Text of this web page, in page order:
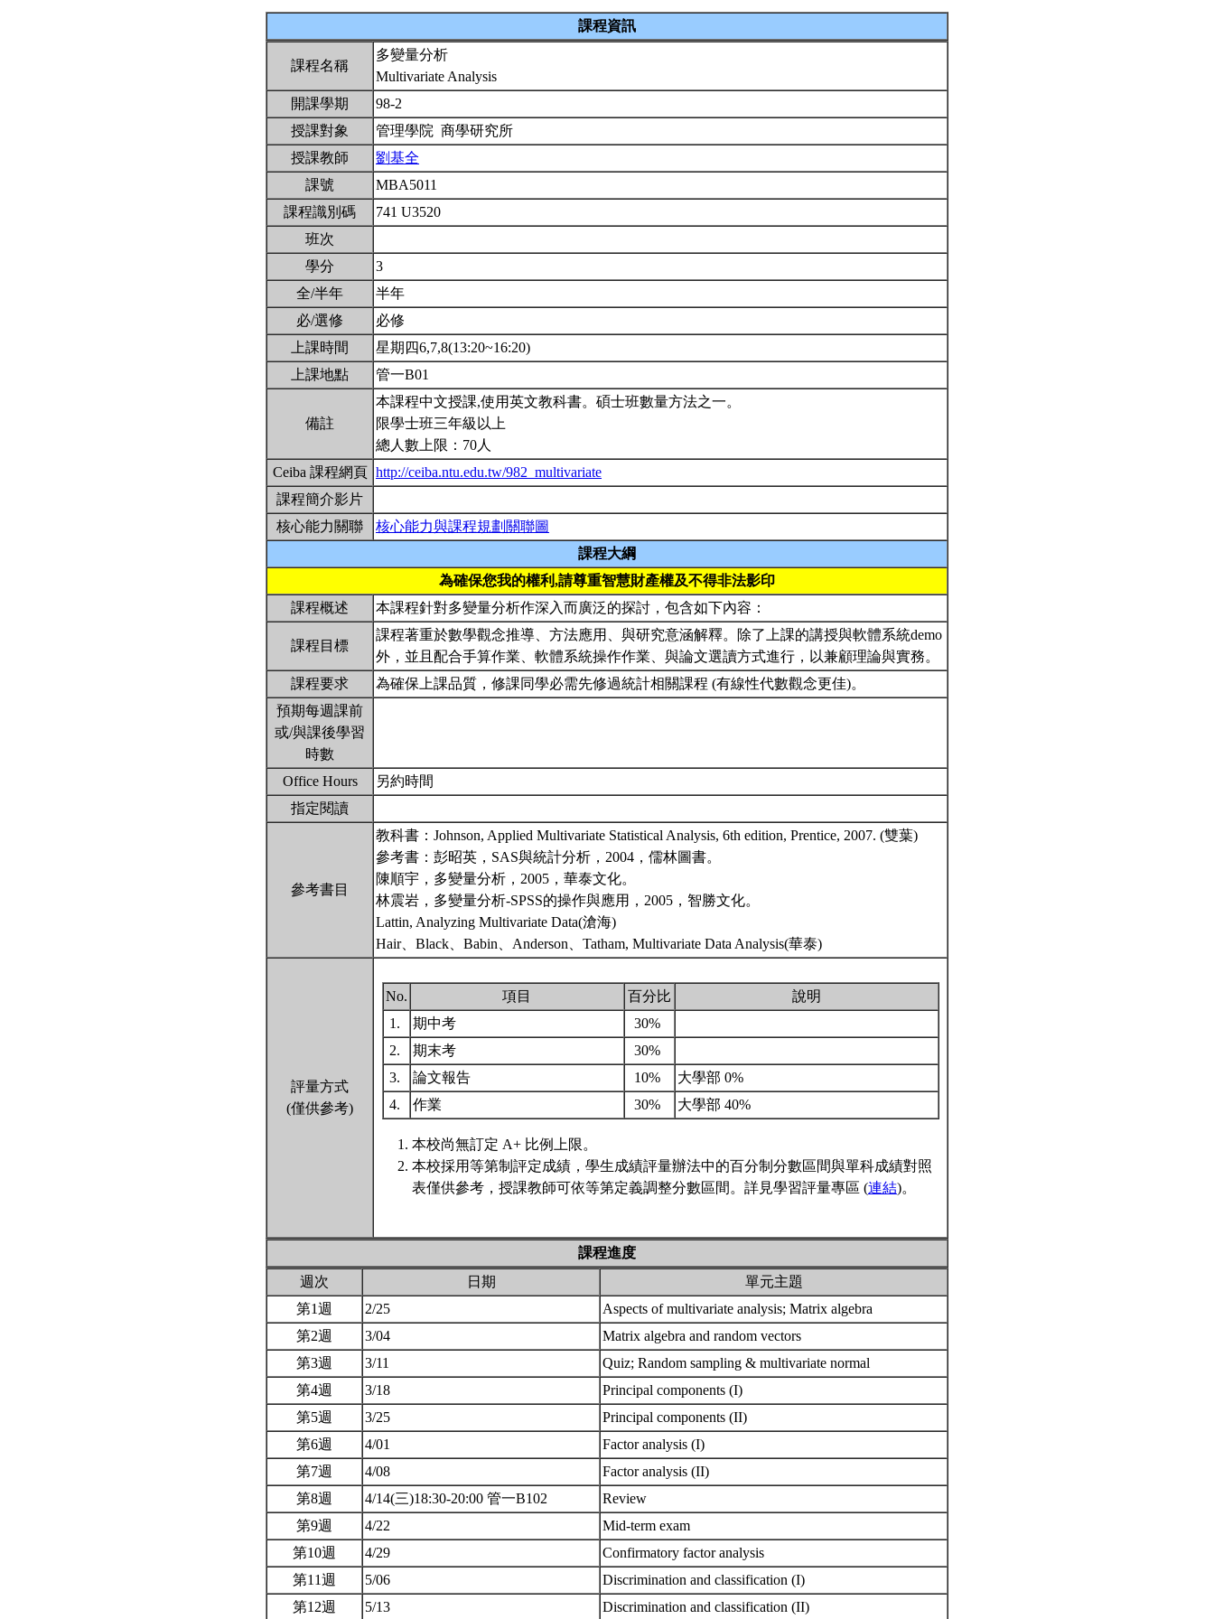
課程資訊
課程名稱
多變量分析
Multivariate Analysis
開課學期
98-2
授課對象
管理學院 商學研究所
授課教師
劉基全
課號
MBA5011
課程識別碼
741 U3520
班次
學分
3
全/半年
半年
必/選修
必修
上課時間
星期四6,7,8(13:20~16:20)
上課地點
管一B01
備註
本課程中文授課,使用英文教科書。碩士班數量方法之一。
限學士班三年級以上
總人數上限：70人
Ceiba 課程網頁 http://ceiba.ntu.edu.tw/982_multivariate
課程簡介影片
核心能力關聯
核心能力與課程規劃關聯圖
課程大綱
為確保您我的權利,請尊重智慧財產權及不得非法影印
課程概述
本課程針對多變量分析作深入而廣泛的探討，包含如下內容：
課程目標
課程著重於數學觀念推導、方法應用、與研究意涵解釋。除了上課的講授與軟體系統demo
外，並且配合手算作業、軟體系統操作作業、與論文選讀方式進行，以兼顧理論與實務。
課程要求
為確保上課品質，修課同學必需先修過統計相關課程 (有線性代數觀念更佳)。
預期每週課前
或/與課後學習
時數
Office Hours
另約時間
指定閱讀
參考書目
教科書：Johnson, Applied Multivariate Statistical Analysis, 6th edition, Prentice, 2007. (雙葉)
參考書：彭昭英，SAS與統計分析，2004，儒林圖書。
陳順宇，多變量分析，2005，華泰文化。
林震岩，多變量分析-SPSS的操作與應用，2005，智勝文化。
Lattin, Analyzing Multivariate Data(滄海)
Hair、Black、Babin、Anderson、Tatham, Multivariate Data Analysis(華泰)
評量方式
(僅供參考)
No. 項目 百分比
說明
1.
期中考
30%
2.
期末考
30%
3.
論文報告 10%
大學部 0%
4.
作業 30% 大學部 40%
本校尚無訂定 A+ 比例上限。
本校採用等第制評定成績，學生成績評量辦法中的百分制分數區間與單科成績對照
表僅供參考，授課教師可依等第定義調整分數區間。詳見學習評量專區 (連結)。
課程進度
週次
日期
單元主題
第1週
2/25
Aspects of multivariate analysis; Matrix algebra
第2週
3/04
Matrix algebra and random vectors
第3週
3/11
Quiz; Random sampling & multivariate normal
第4週
3/18
Principal components (I)
第5週
3/25
Principal components (II)
第6週
4/01
Factor analysis (I)
第7週
4/08
Factor analysis (II)
第8週
4/14(三)18:30-20:00 管一B102
Review
第9週
4/22
Mid-term exam
第10週
4/29
Confirmatory factor analysis
第11週
5/06
Discrimination and classification (I)
第12週
5/13 Discrimination and classification (II)